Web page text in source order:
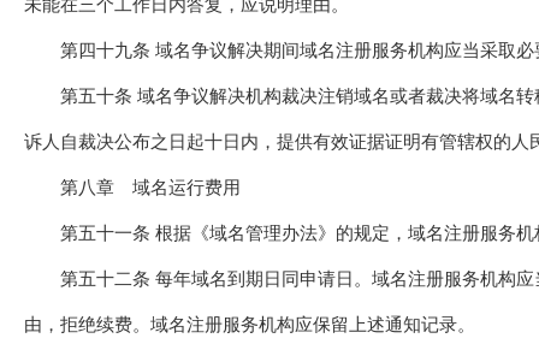
第四十九条 域名争议解决期间域名注册服务机构应当采取必
第五十条 域名争议解决机构裁决注销域名或者裁决将域名转
诉人自裁决公布之日起十日内，提供有效证据证明有管辖权的
第八章 域名运行费用
第五十一条 根据《域名管理办法》的规定，域名注册服务机
第五十二条 每年域名到期日同申请日。域名注册服务机构应
由，拒绝续费。域名注册服务机构应保留上述通知记录。